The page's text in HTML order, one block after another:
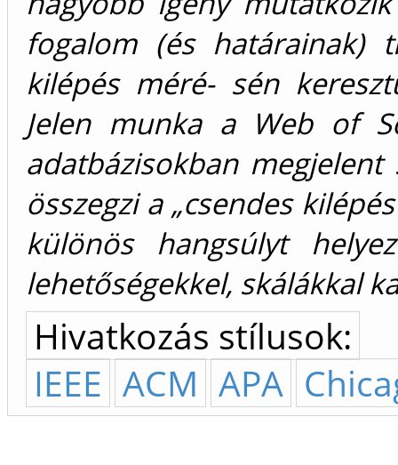
fogalom (és határainak)
kilépés méré- sén
Jelen munka a Web of
adatbázisokban
összegzi a „csendes
különös hangsúlyt
lehetőségekkel, skálákkal
Hivatkozás stílusok:
IEEE ACM APA